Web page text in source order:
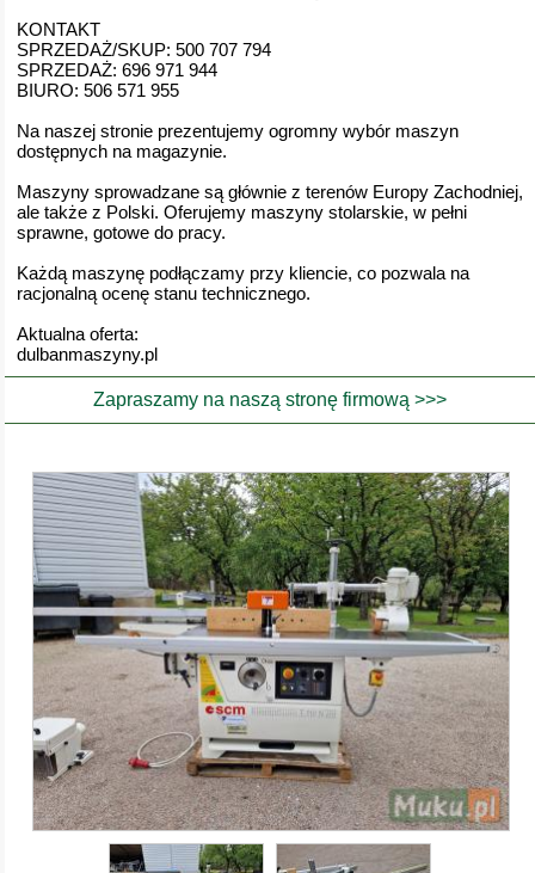
KONTAKT
SPRZEDAŻ/SKUP: 500 707 794
SPRZEDAŻ: 696 971 944
BIURO: 506 571 955
Na naszej stronie prezentujemy ogromny wybór maszyn
dostępnych na magazynie.
Maszyny sprowadzane są głównie z terenów Europy Zachodniej,
ale także z Polski. Oferujemy maszyny stolarskie, w pełni
sprawne, gotowe do pracy.
Każdą maszynę podłączamy przy kliencie, co pozwala na
racjonalną ocenę stanu technicznego.
Aktualna oferta:
dulbanmaszyny.pl
Zapraszamy na naszą stronę firmową >>>